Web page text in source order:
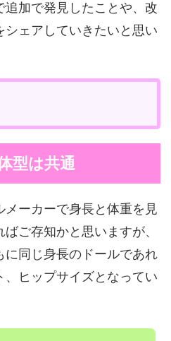
追加で発見したことや、改
ェアしていきたいと思い
型は共通
ーカーで身長と体重を見
ご存知かと思いますが、
同じ身長のドールであれ
ヒップサイズとなってい